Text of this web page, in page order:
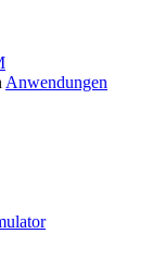
Anwendungen